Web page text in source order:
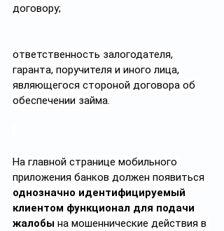
договору;
ответственность залогодателя,
гаранта, поручителя и иного лица,
являющегося стороной договора об
обеспечении займа.
На главной странице мобильного
приложения банков должен появиться
однозначно идентифицируемый
клиентом функционал для подачи
жалобы на мошеннические действия в